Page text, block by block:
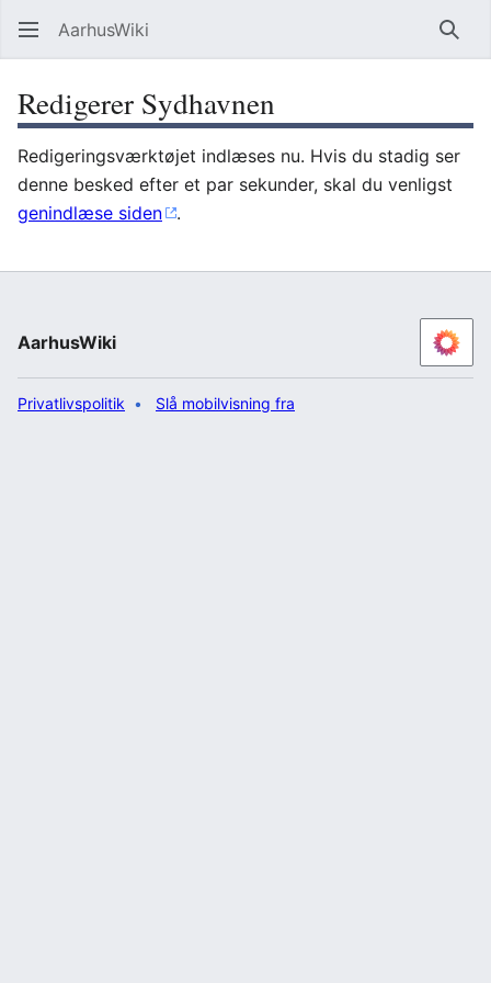
AarhusWiki Søg
Redigerer Sydhavnen
Redigeringsværktøjet indlæses nu. Hvis du stadig ser
denne besked efter et par sekunder, skal du venligst
genindlæse siden
.
AarhusWiki
Privatlivspolitik Slå mobilvisning fra